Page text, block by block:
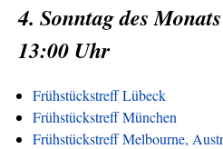
4. Sonntag des
13:00 Uhr
Frühstückstreff Lübeck
Frühstückstreff München
Frühstückstreff Melbourne,